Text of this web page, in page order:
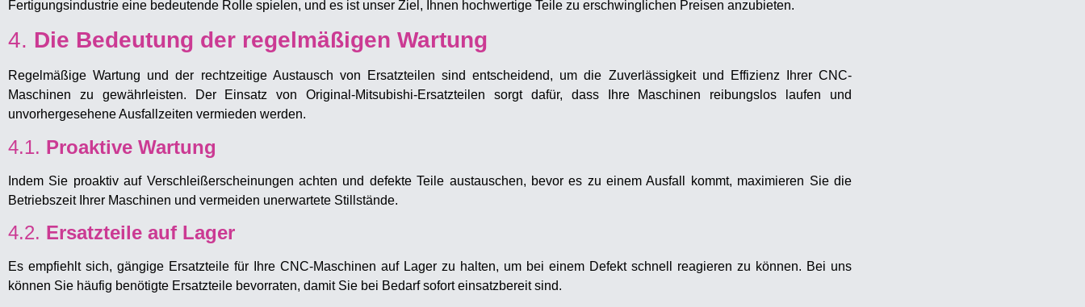
Fertigungsindustrie eine bedeutende Rolle spielen, und es ist unser Ziel, Ihnen hochwertige Teile zu erschwinglichen Preisen anzubieten.
4. Die Bedeutung der regelmäßigen Wartung
Regelmäßige Wartung und der rechtzeitige Austausch von Ersatzteilen sind entscheidend, um die Zuverlässigkeit und Effizienz Ihrer CNC-
Maschinen zu gewährleisten. Der Einsatz von Original-Mitsubishi-Ersatzteilen sorgt dafür, dass Ihre Maschinen reibungslos laufen und
unvorhergesehene Ausfallzeiten vermieden werden.
4.1. Proaktive Wartung
Indem Sie proaktiv auf Verschleißerscheinungen achten und defekte Teile austauschen, bevor es zu einem Ausfall kommt, maximieren Sie die
Betriebszeit Ihrer Maschinen und vermeiden unerwartete Stillstände.
4.2. Ersatzteile auf Lager
Es empfiehlt sich, gängige Ersatzteile für Ihre CNC-Maschinen auf Lager zu halten, um bei einem Defekt schnell reagieren zu können. Bei uns
können Sie häufig benötigte Ersatzteile bevorraten, damit Sie bei Bedarf sofort einsatzbereit sind.